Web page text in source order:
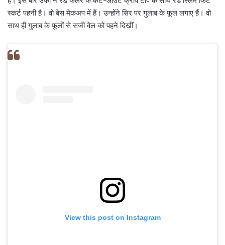
स्कर्ट पहनी है। वो बेस मेकअप में हैं। उन्होंने सिर पर गुलाब के फूल लगाए हैं। वो
साथ ही गुलाब के फूलों से सजी वेल को पहने दिखीं।
View this post on Instagram